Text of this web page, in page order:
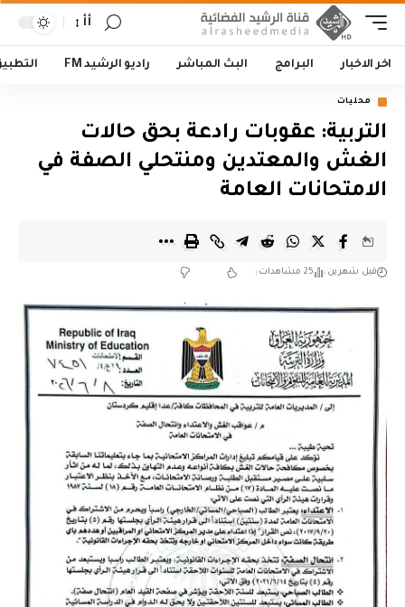
أأ
اخر الاخبار البرامج البث المباشر راديو الرشيد FM
محليات
التربية: عقوبات رادعة بحق حالات
الغش والمعتدين ومنتحلي الصفة في
الامتحانات العامة
قبل شهرين 25 مشاهدات